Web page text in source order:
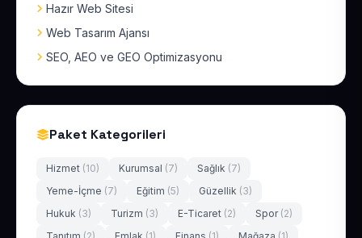
Hazır Web Sitesi
Web Tasarım Ajansı
SEO, AEO ve GEO Optimizasyonu
Paket Kategorileri
Hizmet (10) Kurumsal (7) Sağlık (7)
Yeme-İçme (7) Eğitim (5) Güzellik (3)
Hukuk (3) Turizm (3) E-Ticaret (2) Spor (2)